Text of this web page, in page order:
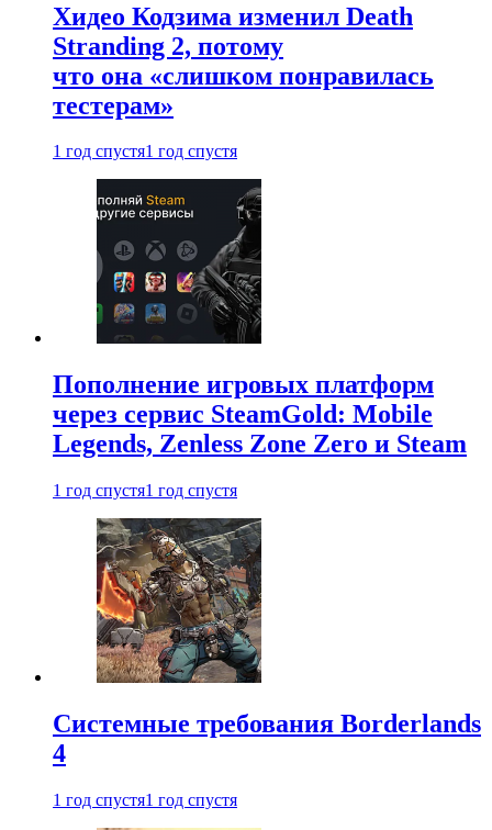
Хидео Кодзима изменил Death
Stranding 2, потому
что она «слишком понравилась
тестерам»
1 год спустя1 год спустя
Пополнение игровых платформ
через сервис SteamGold: Mobile
Legends, Zenless Zone Zero и Steam
1 год спустя1 год спустя
Системные требования Borderlands
4
1 год спустя1 год спустя